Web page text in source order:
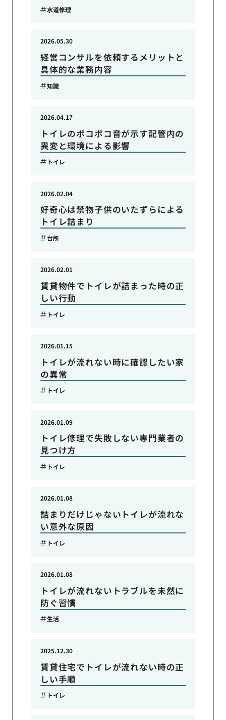
水道修理
経営コンサルを依頼するメリットと
具体的な業務内容
2026.05.30
知識
トイレのポコポコ音が示す配管内の
異変と環境による影響
2026.04.17
トイレ
好奇心は禁物子供のいたずらによる
トイレ詰まり
2026.02.04
台所
賃貸物件でトイレが詰まった時の正
しい行動
2026.02.01
トイレ
トイレが流れない時に確認したい家
の異常
2026.01.15
トイレ
トイレ修理で失敗しない専門業者の
見つけ方
2026.01.09
トイレ
詰まりだけじゃないトイレが流れな
い意外な原因
2026.01.08
トイレ
トイレが流れないトラブルを未然に
防ぐ習慣
2026.01.08
生活
賃貸住宅でトイレが流れない時の正
しい手順
2025.12.30
トイレ